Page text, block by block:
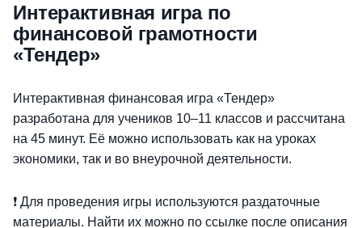
Интерактивная игра по
финансовой грамотности
«Тендер»
Интерактивная финансовая игра «Тендер»
разработана для учеников 10–11 классов и рассчитана
на 45 минут. Её можно использовать как на уроках
экономики, так и во внеурочной деятельности.
❗ Для проведения игры используются раздаточные
материалы. Найти их можно по ссылке после описания